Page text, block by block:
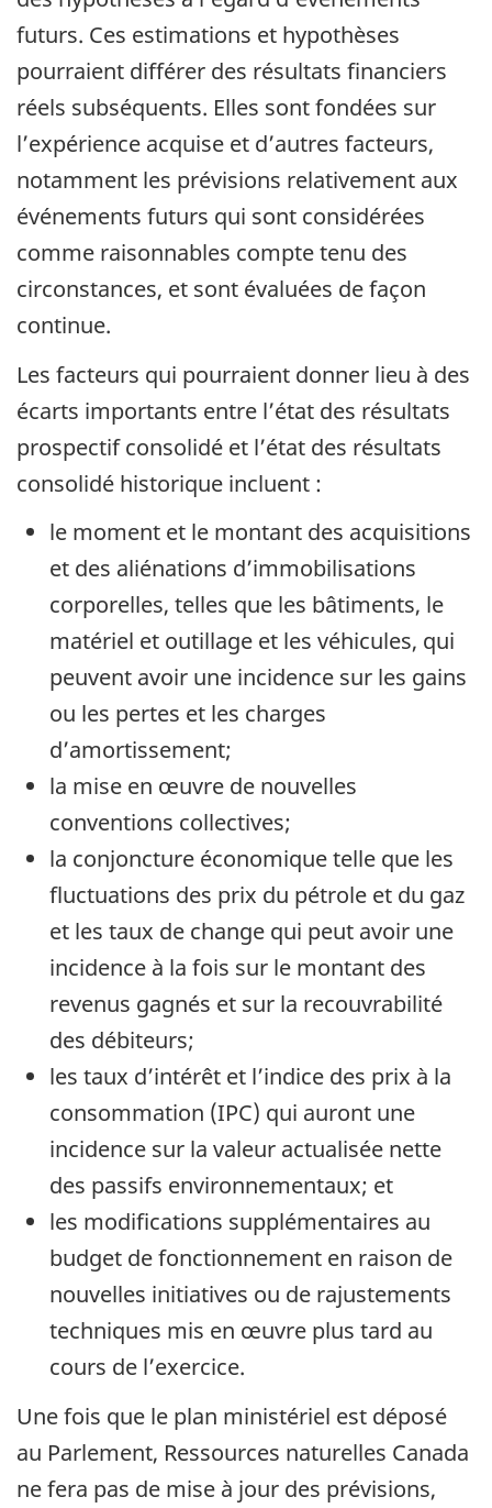
futurs. Ces estimations et hypothèses
pourraient différer des résultats financiers
réels subséquents. Elles sont fondées sur
l’expérience acquise et d’autres facteurs,
notamment les prévisions relativement aux
événements futurs qui sont considérées
comme raisonnables compte tenu des
circonstances, et sont évaluées de façon
continue.
Les facteurs qui pourraient donner lieu à des
écarts importants entre l’état des résultats
prospectif consolidé et l’état des résultats
consolidé historique incluent :
le moment et le montant des acquisitions
et des aliénations d’immobilisations
corporelles, telles que les bâtiments, le
matériel et outillage et les véhicules, qui
peuvent avoir une incidence sur les gains
ou les pertes et les charges
d’amortissement;
la mise en œuvre de nouvelles
conventions collectives;
la conjoncture économique telle que les
fluctuations des prix du pétrole et du gaz
et les taux de change qui peut avoir une
incidence à la fois sur le montant des
revenus gagnés et sur la recouvrabilité
des débiteurs;
les taux d’intérêt et l’indice des prix à la
consommation (IPC) qui auront une
incidence sur la valeur actualisée nette
des passifs environnementaux; et
les modifications supplémentaires au
budget de fonctionnement en raison de
nouvelles initiatives ou de rajustements
techniques mis en œuvre plus tard au
cours de l’exercice.
Une fois que le plan ministériel est déposé
au Parlement, Ressources naturelles Canada
ne fera pas de mise à jour des prévisions,